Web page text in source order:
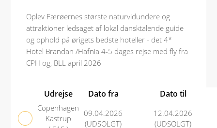
Oplev Færøernes største naturvidundere og
attraktioner ledsaget af lokal dansktalende guide
og ophold på ørigets bedste hoteller - det 4*
Hotel Brandan /Hafnia 4-5 dages rejse med fly fra
CPH og, BLL april 2026
Udrejse Dato fra Dato til
Copenhagen
Kastrup
09.04.2026
(UDSOLGT)
12.04.2026
(UDSOLGT)